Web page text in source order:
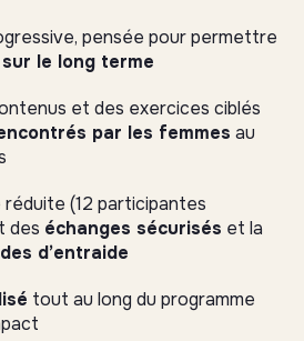
pensée pour permettre
le long terme
et des exercices ciblés
par les femmes au
(12 participantes
des échanges sécurisés et la
d’entraide
tout au long du programme